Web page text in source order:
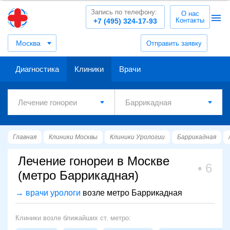
Москва Отправить заявку
+7 (495) 324-17-93
Запись по телефону:
О нас
Контакты
Диагностика Клиники Врачи
Главная Клиники Москвы Клиники Урологии Баррикадная
Лечение гонореи в Москве
(метро Баррикадная)
6
→ врачи урологи возле метро Баррикадная
Клиники возле ближайших ст. метро: